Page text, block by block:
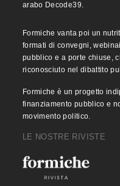
arabo Decode39.
Formiche vanta poi un
formati di convegni,
pubblico e a porte chiuse,
riconosciuto nel dibattito
Formiche è un progetto
finanziamento pubblico e
movimento politico.
LE NOSTRE RIVISTE